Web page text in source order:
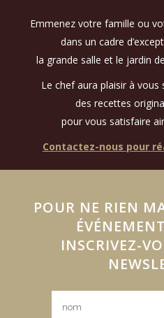
Présentation de
laquelle,
23
Emmenez votre famille ou
dans un cadre
la grande salle et le jardin
Le chef aura plaisir à
des recettes
pour vous satisfaire
Contactez-nous pour
POUR NE RIEN
INSCRIVEZ-